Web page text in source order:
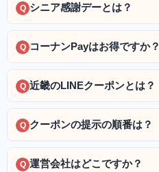
Q シニア感謝デーとは？
Q コーナンPayはお得ですか？
Q 近畿のLINEクーポンとは？
Q クーポンの提示の順番は？
Q 運営会社はどこですか？